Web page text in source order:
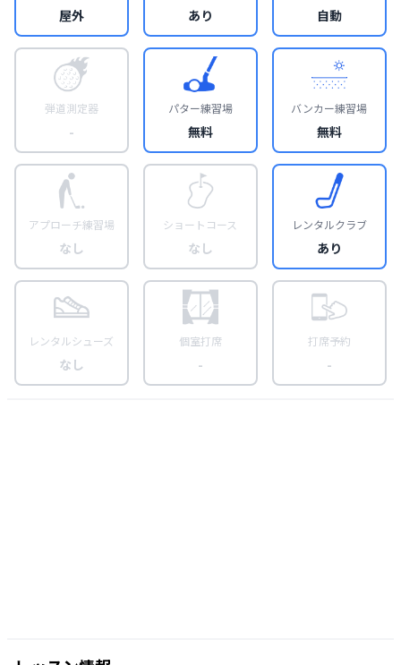
屋外 あり 自動
弾道測定器
-
パター練習場
無料
バンカー練習場
無料
アプローチ練習場
なし
ショートコース
なし
レンタルクラブ
あり
レンタルシューズ
なし
個室打席
-
打席予約
-